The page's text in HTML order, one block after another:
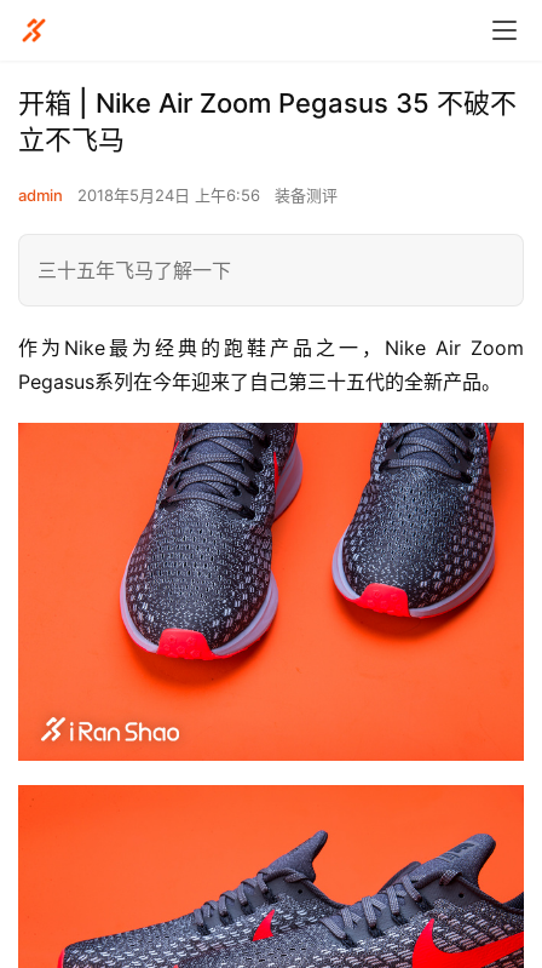
开箱 | Nike Air Zoom Pegasus 35 不破不
立不飞马
admin 2018年5月24日 上午6:56 装备测评
三十五年飞马了解一下
作为Nike最为经典的跑鞋产品之一，Nike Air Zoom
Pegasus系列在今年迎来了自己第三十五代的全新产品。